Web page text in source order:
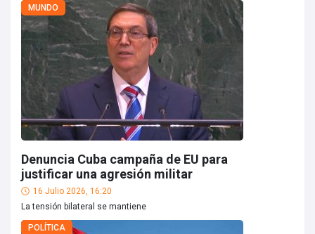
MUNDO
Denuncia Cuba campaña de EU para
justificar una agresión militar
16 Julio 2026, 16:20
La tensión bilateral se mantiene
POLÍTICA